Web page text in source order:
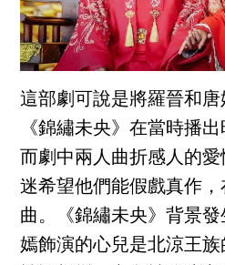
這部劇可說是將羅晉和唐
《錦繡未央》在當時播
而劇中兩人曲折感人的
迷希望他們能假戲真作
曲。《錦繡未央》背景
嫣飾演的心兒是北涼王